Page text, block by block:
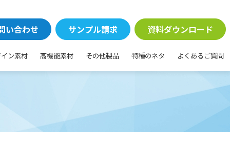
ン素材 高機能素材 その他製品 特種のネタ よくあるご質問
い合わせ サンプル請求 資料ダウンロード